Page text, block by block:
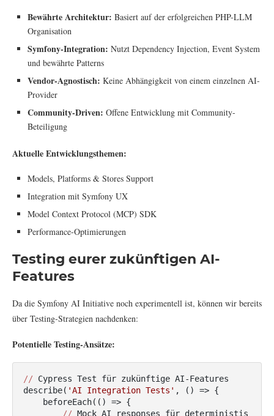
Bewährte Architektur: Basiert auf der erfolgreichen PHP-LLM
Organisation
Symfony-Integration: Nutzt Dependency Injection, Event System
und bewährte Patterns
Vendor-Agnostisch: Keine Abhängigkeit von einem einzelnen AI-
Provider
Community-Driven: Offene Entwicklung mit Community-
Beteiligung
Aktuelle Entwicklungsthemen:
Models, Platforms & Stores Support
Integration mit Symfony UX
Model Context Protocol (MCP) SDK
Performance-Optimierungen
Testing eurer zukünftigen AI-
Features
Da die Symfony AI Initiative noch experimentell ist, können wir bereits
über Testing-Strategien nachdenken:
Potentielle Testing-Ansätze:
// Cypress Test für zukünftige AI-Features
describe( 'AI Integration Tests' , () => {
    beforeEach(
() => {
// Mock AI responses für deterministis